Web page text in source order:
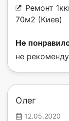
Ремонт
70м2 (Киев)
Не
не
Олег
12.05.2020